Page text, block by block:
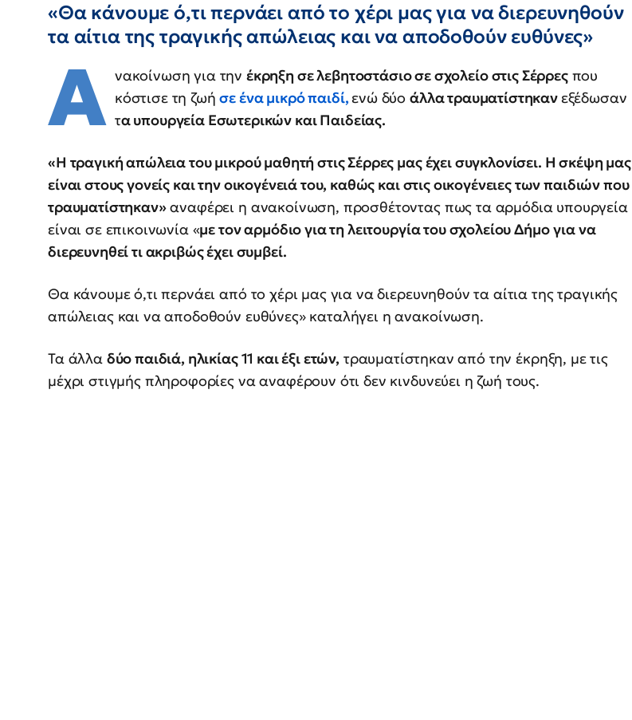
«Θα κάνουμε ό,τι περνάει από το χέρι μας για να διερευνηθούν
τα αίτια της τραγικής απώλειας και να αποδοθούν ευθύνες»
Α νακοίνωση για την έκρηξη σε λεβητοστάσιο σε σχολείο στις Σέρρεςπου
κόστισε τη ζωήσε ένα μικρό παιδί,ενώ δύο άλλα τραυματίστηκανεξέδωσαν
τα υπουργεία Εσωτερικών και Παιδείας.
«Η τραγική απώλεια του μικρού μαθητή στις Σέρρες μας έχει συγκλονίσει. Η σκέψη μας
είναι στους γονείς και την οικογένειά του, καθώς και στις οικογένειες των παιδιών που
τραυματίστηκαν»αναφέρει η ανακοίνωση, προσθέτοντας πως τα αρμόδια υπουργεία
είναι σε επικοινωνία «με τον αρμόδιο για τη λειτουργία του σχολείου Δήμο για να
διερευνηθεί τι ακριβώς έχει συμβεί.
Θα κάνουμε ό,τι περνάει από το χέρι μας για να διερευνηθούν τα αίτια της τραγικής
απώλειας και να αποδοθούν ευθύνες» καταλήγει η ανακοίνωση.
Τα άλλα δύο παιδιά, ηλικίας 11 και έξι ετών, τραυματίστηκαν από την έκρηξη, με τις
μέχρι στιγμής πληροφορίες να αναφέρουν ότι δεν κινδυνεύει η ζωή τους.